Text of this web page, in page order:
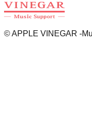
© APPLE VINEGAR -